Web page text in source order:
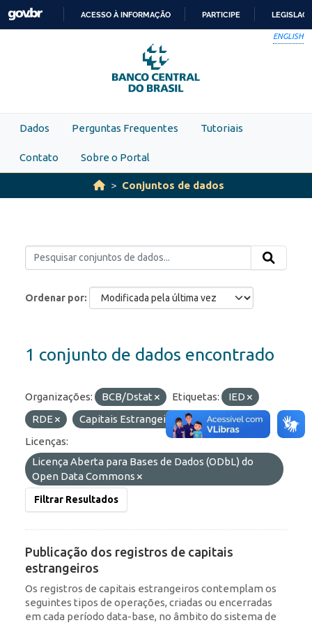
Skip to main content
PARA
O
CONTEÚDO
ACESSO À INFORMAÇÃO PARTICIPE
ENGLISH
Dados Perguntas Frequentes Tutoriais
Contato Sobre o Portal
Conjuntos de dados
Ordenar por
1 conjunto de dados encontrado
Organizações: BCB/Dstat Etiquetas:
IED
RDE
Capitais Estrangeiros
ROF
Licenças:
Licença Aberta para Bases de Dados (ODbL) do
Open Data Commons
Filtrar Resultados
Publicação dos registros de capitais
estrangeiros
Os registros de capitais estrangeiros contemplam os
seguintes tipos de operações, criadas ou encerradas
em cada período data-base, no âmbito do sistema de